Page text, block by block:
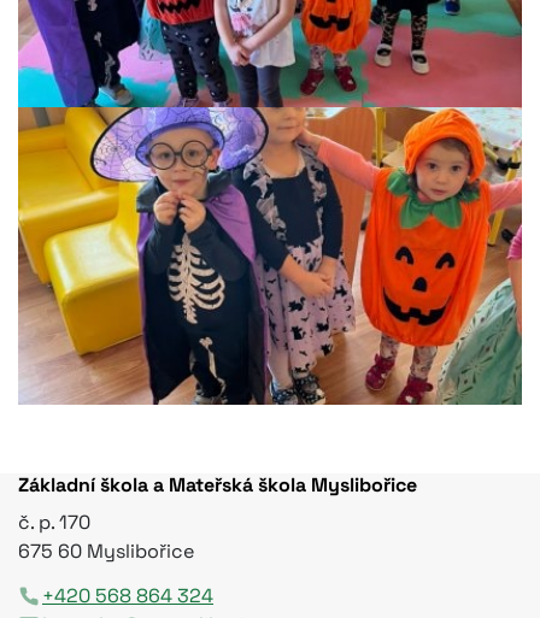
Základní škola a Mateřská škola Myslibořice
č. p. 170
675 60 Myslibořice
+420 568 864 324